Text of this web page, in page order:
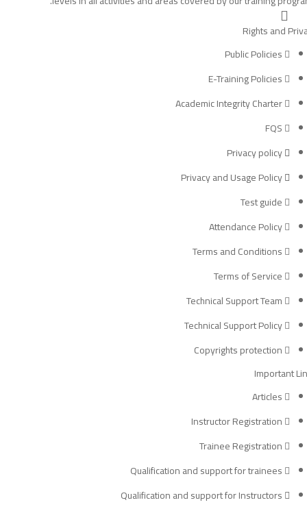
Rights and
Public Policies
E-Training Policies
Academic Integrity Charter
FQS
Privacy policy
Privacy and Usage Policy
Test guide
Attendance Policy
Terms and Conditions
Terms of Service
Technical Support Team
Technical Support Policy
Copyrights protection
Important
Articles
Instructor Registration
Trainee Registration
Qualification and support for trainees
Qualification and support for Instructors